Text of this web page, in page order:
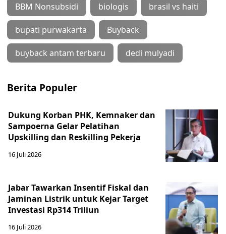
BBM Nonsubsidi biologis brasil vs haiti
bupati purwakarta Buyback
buyback antam terbaru dedi mulyadi
Berita Populer
Dukung Korban PHK, Kemnaker dan
Sampoerna Gelar Pelatihan
Upskilling dan Reskilling Pekerja
16 Juli 2026
Jabar Tawarkan Insentif Fiskal dan
Jaminan Listrik untuk Kejar Target
Investasi Rp314 Triliun
16 Juli 2026